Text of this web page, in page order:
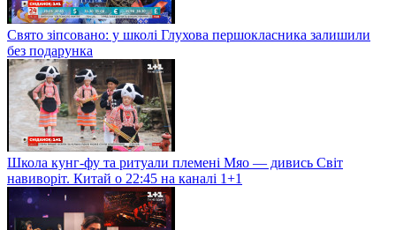
Свято зіпсовано: у школі Глухова першокласника залишили
без подарунка
Школа кунг-фу та ритуали племені Мяо — дивись Світ
навиворіт. Китай о 22:45 на каналі 1+1